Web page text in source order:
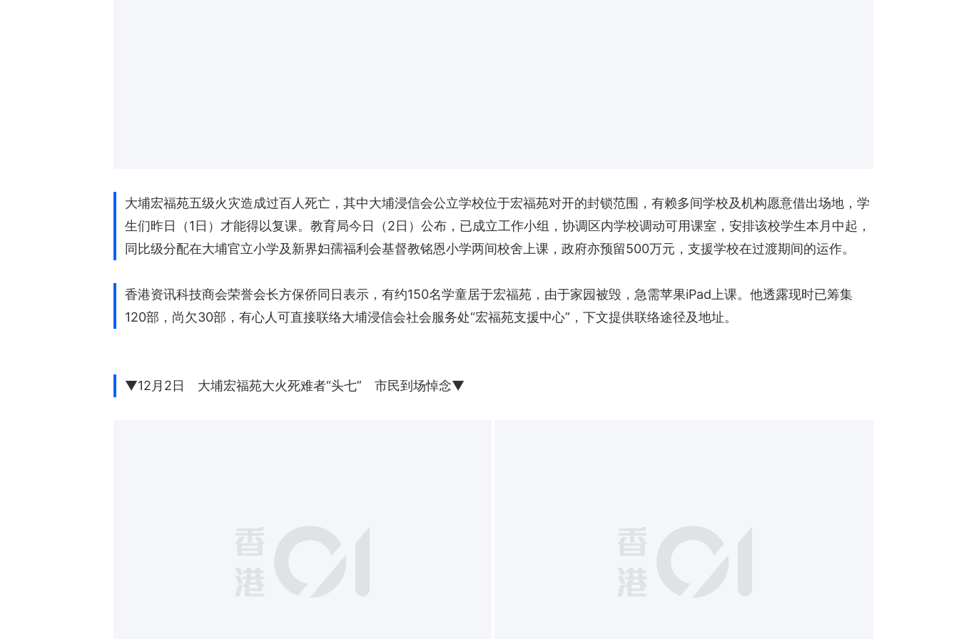
大埔宏福苑五级火灾造成过百人死亡，其中大埔浸信会公立学校位于宏福苑对开的封锁范围，有赖多间学校及机构愿意借出场地，学
生们昨日（1日）才能得以复课。教育局今日（2日）公布，已成立工作小组，协调区内学校调动可用课室，安排该校学生本月中起，
同比级分配在大埔官立小学及新界妇孺福利会基督教铭恩小学两间校舍上课，政府亦预留500万元，支援学校在过渡期间的运作。
香港资讯科技商会荣誉会长方保侨同日表示，有约150名学童居于宏福苑，由于家园被毁，急需苹果iPad上课。他透露现时已筹集
120部，尚欠30部，有心人可直接联络大埔浸信会社会服务处“宏福苑支援中心”，下文提供联络途径及地址。
▼12月2日 大埔宏福苑大火死难者“头七” 市民到场悼念▼